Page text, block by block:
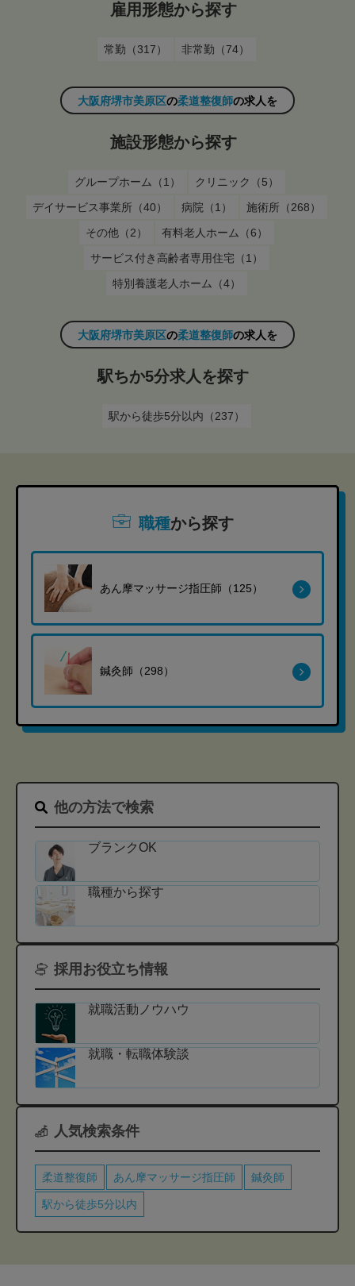
雇用形態から探す
常勤（317） 非常勤（74）
大阪府堺市美原区の柔道整復師の求人を
施設形態から探す
グループホーム（1）
クリニック（5）
デイサービス事業所（40）
病院（1）
施術所（268）
その他（2）
有料老人ホーム（6）
サービス付き高齢者専用住宅（1）
特別養護老人ホーム（4）
大阪府堺市美原区の柔道整復師の求人を
駅ちか5分求人を探す
駅から徒歩5分以内（237）
職種から探す
あん摩マッサージ指圧師（125）
鍼灸師（298）
他の方法で検索
ブランクOK
職種から探す
採用お役立ち情報
就職活動ノウハウ
就職・転職体験談
人気検索条件
柔道整復師 あん摩マッサージ指圧師 鍼灸師
駅から徒歩5分以内